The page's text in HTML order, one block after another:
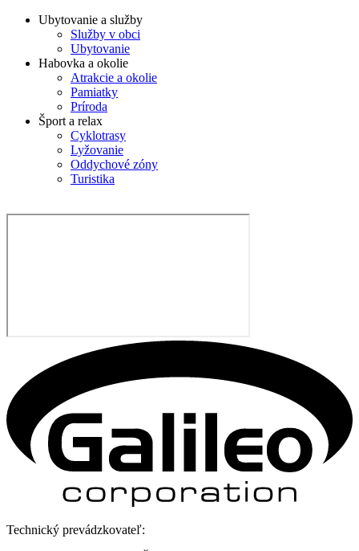
Ubytovanie a služby
Služby v obci
Ubytovanie
Habovka a okolie
Atrakcie a okolie
Pamiatky
Príroda
Šport a relax
Cyklotrasy
Lyžovanie
Oddychové zóny
Turistika
Technický prevádzkovateľ: